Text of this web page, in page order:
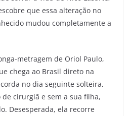
que essa alteração no
mudou completamente a
metragem de Oriol Paulo,
chega ao Brasil direto na
no dia seguinte solteira,
cirurgiã e sem a sua filha,
Desesperada, ela recorre